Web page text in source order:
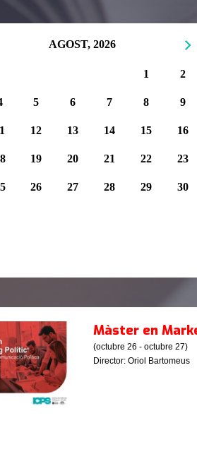
AGOST, 2026
1 2
5 6 7 8 9
12 13 14 15 16
19 20 21 22 23
26 27 28 29 30
Màster en
(octubre 26 - octubre 27)
Director: Oriol Bartomeus